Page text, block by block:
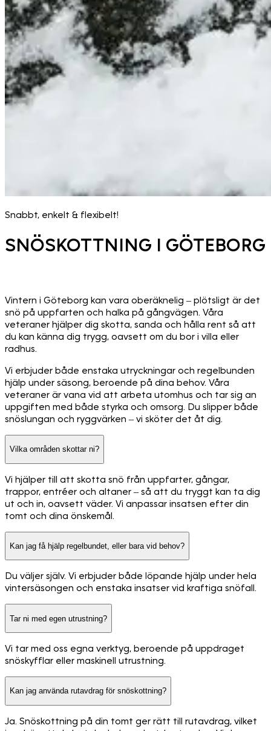
Snabbt, enkelt & flexibelt!
SNÖSKOTTNING I GÖTEBORG
Vintern i Göteborg kan vara oberäknelig – plötsligt är det
snö på uppfarten och halka på gångvägen. Våra
veteraner hjälper dig skotta, sanda och hålla rent så att
du kan känna dig trygg, oavsett om du bor i villa eller
radhus.
Vi erbjuder både enstaka utryckningar och regelbunden
hjälp under säsong, beroende på dina behov. Våra
veteraner är vana vid att arbeta utomhus och tar sig an
uppgiften med både styrka och omsorg. Du slipper både
snöslungan och ryggvärken – vi sköter det åt dig.
Vilka områden skottar ni?
Vi hjälper till att skotta snö från uppfarter, gångar,
trappor, entréer och altaner – så att du tryggt kan ta dig
ut och in, oavsett väder. Vi anpassar insatsen efter din
tomt och dina önskemål.
Kan jag få hjälp regelbundet, eller bara vid behov?
Du väljer själv. Vi erbjuder både löpande hjälp under hela
vintersäsongen och enstaka insatser vid kraftiga snöfall.
Tar ni med egen utrustning?
Vi tar med oss egna verktyg, beroende på uppdraget
snöskyfflar eller maskinell utrustning.
Kan jag använda rutavdrag för snöskottning?
Ja. Snöskottning på din tomt ger rätt till rutavdrag, vilket